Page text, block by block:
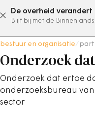
De overheid verandert
Blijf bij met de
bestuur en organisatie
Onderzoek
Onderzoek dat ertoe
onderzoeksbureau
sector